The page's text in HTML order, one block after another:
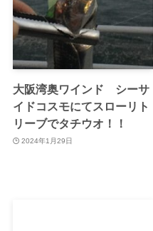
大阪湾奥ワインド シーサ
イドコスモにてスローリト
リーブでタチウオ！！
2024年1月29日